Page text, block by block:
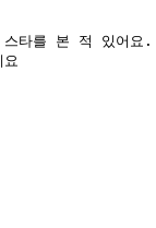
스타를 본 적 있어요.